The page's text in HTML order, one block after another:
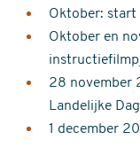
Oktober: start
Oktober en
28 november
Landelijke
1 december